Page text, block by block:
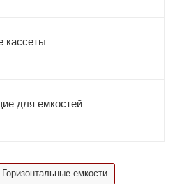
кассеты
для емкостей
Горизонтальные емкости